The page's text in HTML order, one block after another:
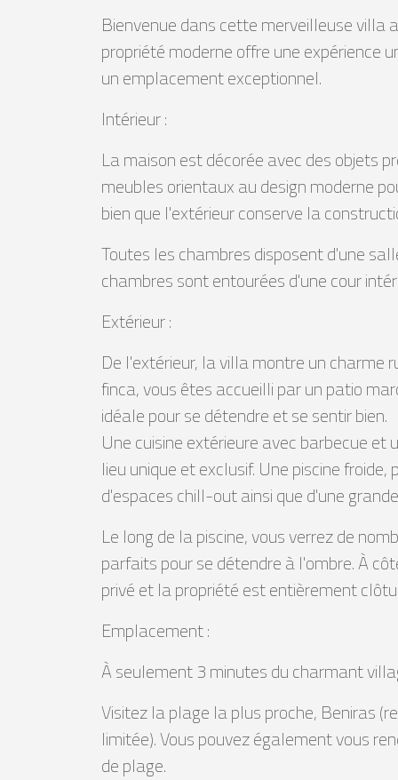
Bienvenue dans cette merveilleuse villa
propriété moderne offre une expérience
un emplacement exceptionnel.
Intérieur :
La maison est décorée avec des objets
meubles orientaux au design moderne
bien que l'extérieur conserve la
Toutes les chambres disposent d'une
chambres sont entourées d'une cour
Extérieur :
De l'extérieur, la villa montre un charme
finca, vous êtes accueilli par un patio
idéale pour se détendre et se sentir bien.
Une cuisine extérieure avec barbecue
lieu unique et exclusif. Une piscine
d'espaces chill-out ainsi que d'une
Le long de la piscine, vous verrez de
parfaits pour se détendre à l'ombre. À
privé et la propriété est entièrement
Emplacement :
À seulement 3 minutes du charmant
Visitez la plage la plus proche, Beniras
limitée). Vous pouvez également vous
de plage.